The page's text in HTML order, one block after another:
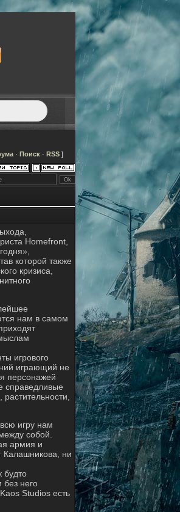
· Поиск · RSS ]
Homefront,
которой также
кризиса,
нам в самом
игрового
играющий не
персонажей
справедливые
игру нам
собой.
армия и
Калашникова, ни
будто
без него
Studios есть